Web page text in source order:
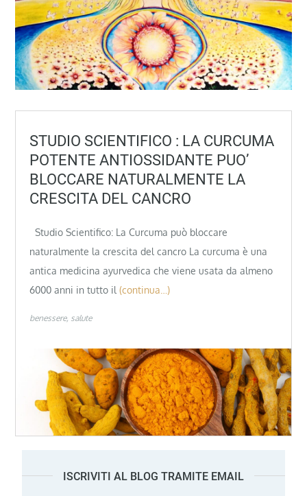
STUDIO SCIENTIFICO : LA CURCUMA
POTENTE ANTIOSSIDANTE PUO’
BLOCCARE NATURALMENTE LA
CRESCITA DEL CANCRO
Studio Scientifico: La Curcuma può bloccare
naturalmente la crescita del cancro La curcuma è una
antica medicina ayurvedica che viene usata da almeno
6000 anni in tutto il (continua…)
benessere salute
ISCRIVITI AL BLOG TRAMITE EMAIL